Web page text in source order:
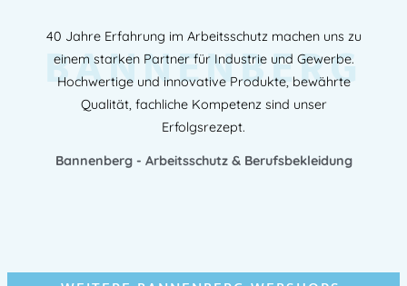
40 Jahre Erfahrung im Arbeitsschutz machen uns zu
einem starken Partner für Industrie und Gewerbe.
Hochwertige und innovative Produkte, bewährte
Qualität, fachliche Kompetenz sind unser
Erfolgsrezept.
Bannenberg - Arbeitsschutz & Berufsbekleidung
BANNENBERG